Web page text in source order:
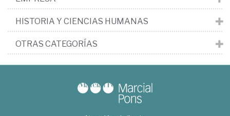
HISTORIA Y CIENCIAS HUMANAS
OTRAS CATEGORÍAS